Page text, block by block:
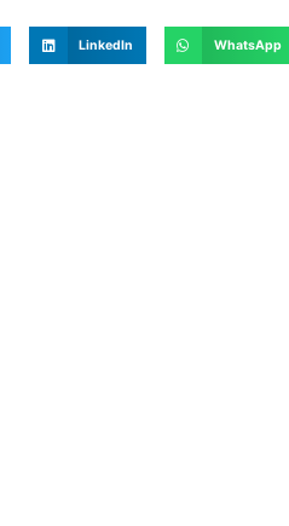
LinkedIn WhatsApp